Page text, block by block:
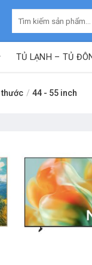
kiếm:
TỦ LẠNH – TỦ
thước / 44 - 55 inch